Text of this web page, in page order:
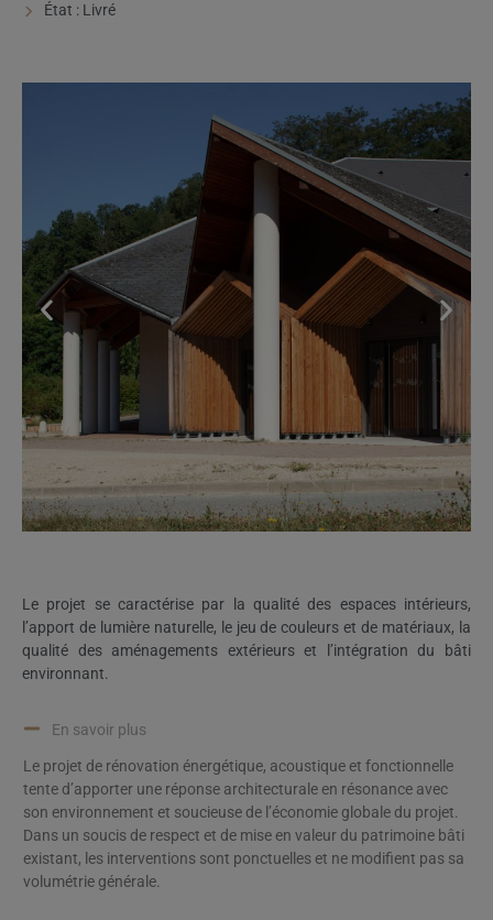
État : Livré
Le projet se caractérise par la qualité des espaces intérieurs,
l’apport de lumière naturelle, le jeu de couleurs et de matériaux, la
qualité des aménagements extérieurs et l’intégration du bâti
environnant.
En savoir plus
Le projet de rénovation énergétique, acoustique et fonctionnelle
tente d’apporter une réponse architecturale en résonance avec
son environnement et soucieuse de l’économie globale du projet.
Dans un soucis de respect et de mise en valeur du patrimoine bâti
existant, les interventions sont ponctuelles et ne modifient pas sa
volumétrie générale.